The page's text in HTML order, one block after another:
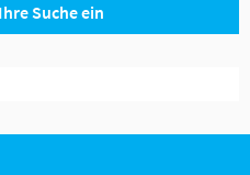
Suche ein